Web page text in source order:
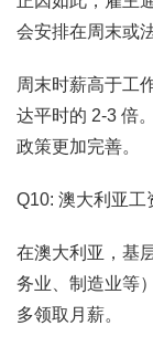
会安排在周末或
周末时薪高于工
达平时的 2-3 倍
政策更加完善。
Q10: 澳大利亚工
在澳大利亚，基
务业、制造业等
多领取月薪。